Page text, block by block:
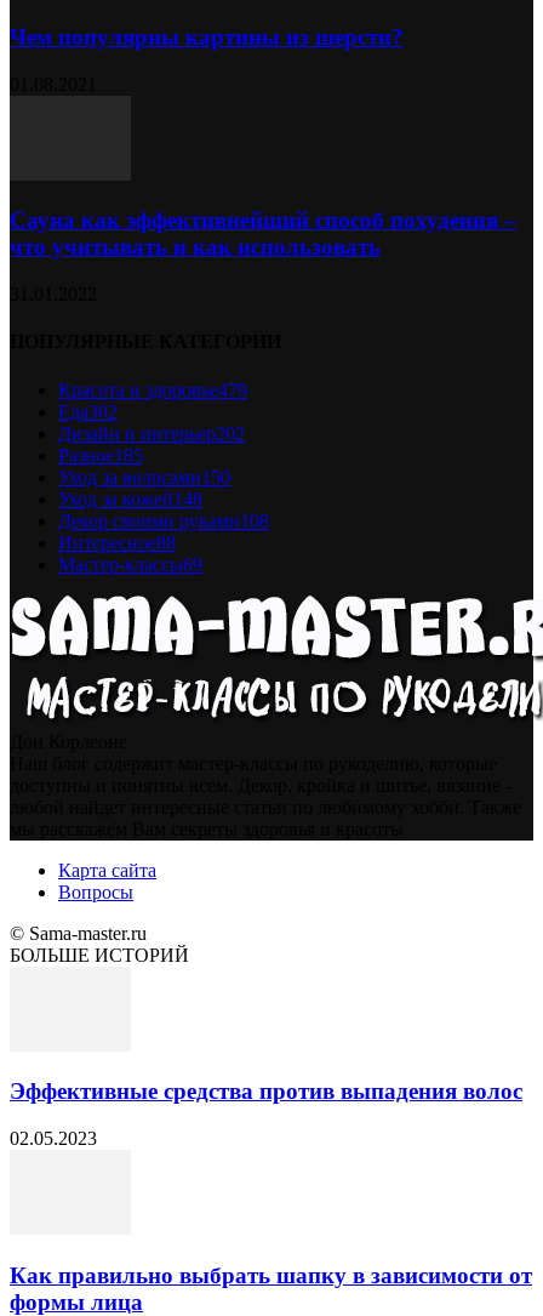
Чем популярны картины из шерсти?
Сауна как эффективнейший способ похудения –
что учитывать и как использовать
Красота и здоровье479
Еда302
Дизайн и интерьер202
Разное185
Уход за волосами150
Уход за кожей148
Декор своими руками108
Интересное88
Мастер-классы69
Карта сайта
Вопросы
© Sama-master.ru
БОЛЬШЕ ИСТОРИЙ
Эффективные средства против выпадения волос
02.05.2023
Как правильно выбрать шапку в зависимости от
формы лица